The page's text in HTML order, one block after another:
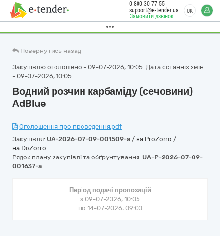
Замовити дзвінок
0 800 30 77 55
support@e-tender.ua
UK
Повернутись назад
Закупівлю оголошено - 09-07-2026, 10:05. Дата останніх змін
- 09-07-2026, 10:05
Водний розчин карбамiду (сечовини)
AdBlue
Оголошення про проведення.pdf
Закупівля: UA-2026-07-09-001509-a / на ProZorro /
на DoZorro
Рядок плану закупівлі та обґрунтування: UA-P-2026-07-09-
001637-a
Період подачі пропозицій
з 09-07-2026, 10:05
по 14-07-2026, 09:00